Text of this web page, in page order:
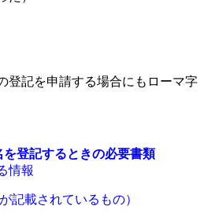
登記を申請する場合にもローマ字
登記するときの必要書類
情報
記載されているもの）